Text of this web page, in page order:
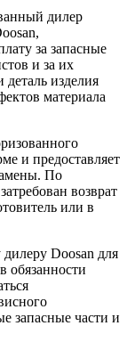
дилер
за запасные
и за их
изделия
материала
и предоставляет
По
возврат
или в
Doosan для
обязанности
запасные части и